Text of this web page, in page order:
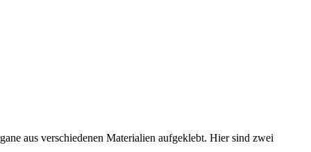
aus verschiedenen Materialien aufgeklebt. Hier sind zwei